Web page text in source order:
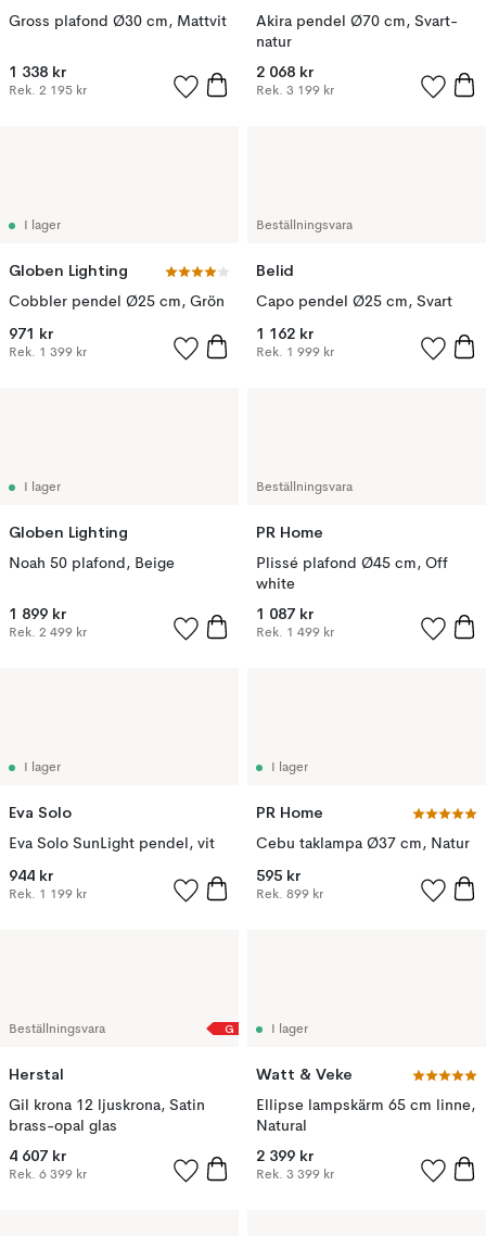
Gross plafond Ø30 cm, Mattvit
1 338 kr
Rek. 2 195 kr
Akira pendel Ø70 cm, Svart-
natur
2 068 kr
Rek. 3 199 kr
I lager
Globen Lighting
Cobbler pendel Ø25 cm, Grön
971 kr
Rek. 1 399 kr
Beställningsvara
Belid
Capo pendel Ø25 cm, Svart
1 162 kr
Rek. 1 999 kr
I lager
Globen Lighting
Noah 50 plafond, Beige
1 899 kr
Rek. 2 499 kr
Beställningsvara
PR Home
Plissé plafond Ø45 cm, Off
white
1 087 kr
Rek. 1 499 kr
I lager
Eva Solo
Eva Solo SunLight pendel, vit
944 kr
Rek. 1 199 kr
I lager
PR Home
Cebu taklampa Ø37 cm, Natur
595 kr
Rek. 899 kr
G
Beställningsvara
Herstal
Gil krona 12 ljuskrona, Satin
brass-opal glas
4 607 kr
Rek. 6 399 kr
I lager
Watt & Veke
Ellipse lampskärm 65 cm linne,
Natural
2 399 kr
Rek. 3 399 kr